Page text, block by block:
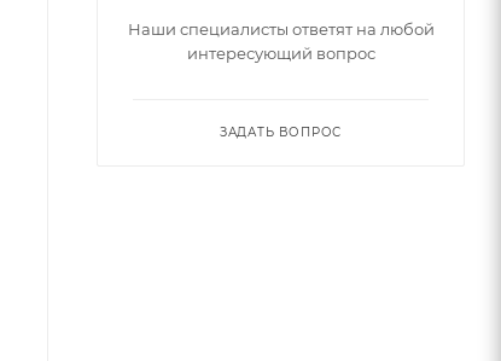
Наши специалисты ответят на любой
интересующий вопрос
ЗАДАТЬ ВОПРОС